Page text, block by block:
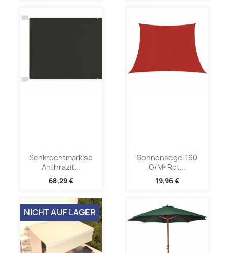
Senkrechtmarkise
Anthrazit...
68,29 €
Sonnensegel 160
G/m² Rot...
19,96 €
NICHT AUF LAGER